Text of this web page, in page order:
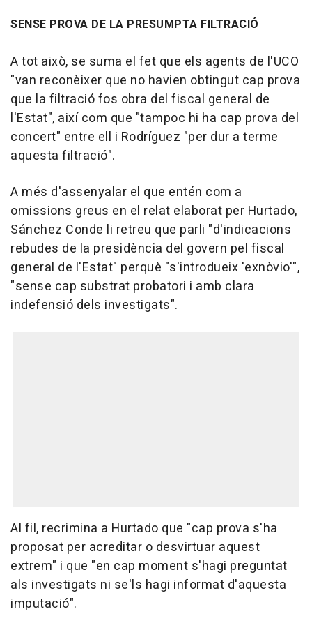
SENSE PROVA DE LA PRESUMPTA FILTRACIÓ
A tot això, se suma el fet que els agents de l'UCO
"van reconèixer que no havien obtingut cap prova
que la filtració fos obra del fiscal general de
l'Estat", així com que "tampoc hi ha cap prova del
concert" entre ell i Rodríguez "per dur a terme
aquesta filtració".
A més d'assenyalar el que entén com a
omissions greus en el relat elaborat per Hurtado,
Sánchez Conde li retreu que parli "d'indicacions
rebudes de la presidència del govern pel fiscal
general de l'Estat" perquè "s'introdueix 'exnòvio'",
"sense cap substrat probatori i amb clara
indefensió dels investigats".
Al fil, recrimina a Hurtado que "cap prova s'ha
proposat per acreditar o desvirtuar aquest
extrem" i que "en cap moment s'hagi preguntat
als investigats ni se'ls hagi informat d'aquesta
imputació".